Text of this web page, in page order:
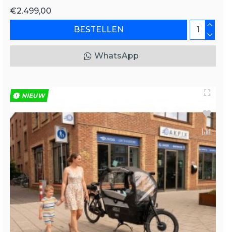
€2.499,00
BESTELLEN
WhatsApp
NIEUW